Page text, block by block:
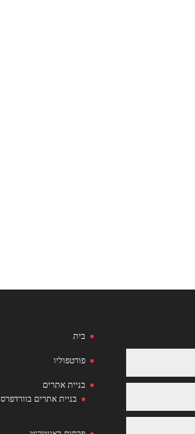
בית
פורטפוליו
בניית אתרים
בניית אתרים בוורדפרס